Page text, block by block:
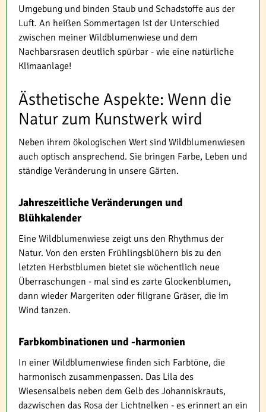
Umgebung und binden Staub und Schadstoffe aus der
Luft. An heißen Sommertagen ist der Unterschied
zwischen meiner Wildblumenwiese und dem
Nachbarsrasen deutlich spürbar - wie eine natürliche
Klimaanlage!
Ästhetische Aspekte: Wenn die
Natur zum Kunstwerk wird
Neben ihrem ökologischen Wert sind Wildblumenwiesen
auch optisch ansprechend. Sie bringen Farbe, Leben und
ständige Veränderung in unsere Gärten.
Jahreszeitliche Veränderungen und
Blühkalender
Eine Wildblumenwiese zeigt uns den Rhythmus der
Natur. Von den ersten Frühlingsblühern bis zu den
letzten Herbstblumen bietet sie wöchentlich neue
Überraschungen - mal sind es zarte Glockenblumen,
dann wieder Margeriten oder filigrane Gräser, die im
Wind tanzen.
Farbkombinationen und -harmonien
In einer Wildblumenwiese finden sich Farbtöne, die
harmonisch zusammenpassen. Das Lila des
Wiesensalbeis neben dem Gelb des Johanniskrauts,
dazwischen das Rosa der Lichtnelken - es erinnert an ein